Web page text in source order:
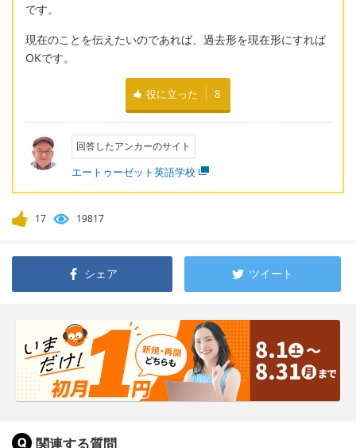
です。
現在のことを伝えたいのであれば、過去形を現在形にすれば
OKです。
役に立った 8
回答したアンカーのサイト
エートゥーゼット英語学校
17 19817
シェア ツイート
関連する質問